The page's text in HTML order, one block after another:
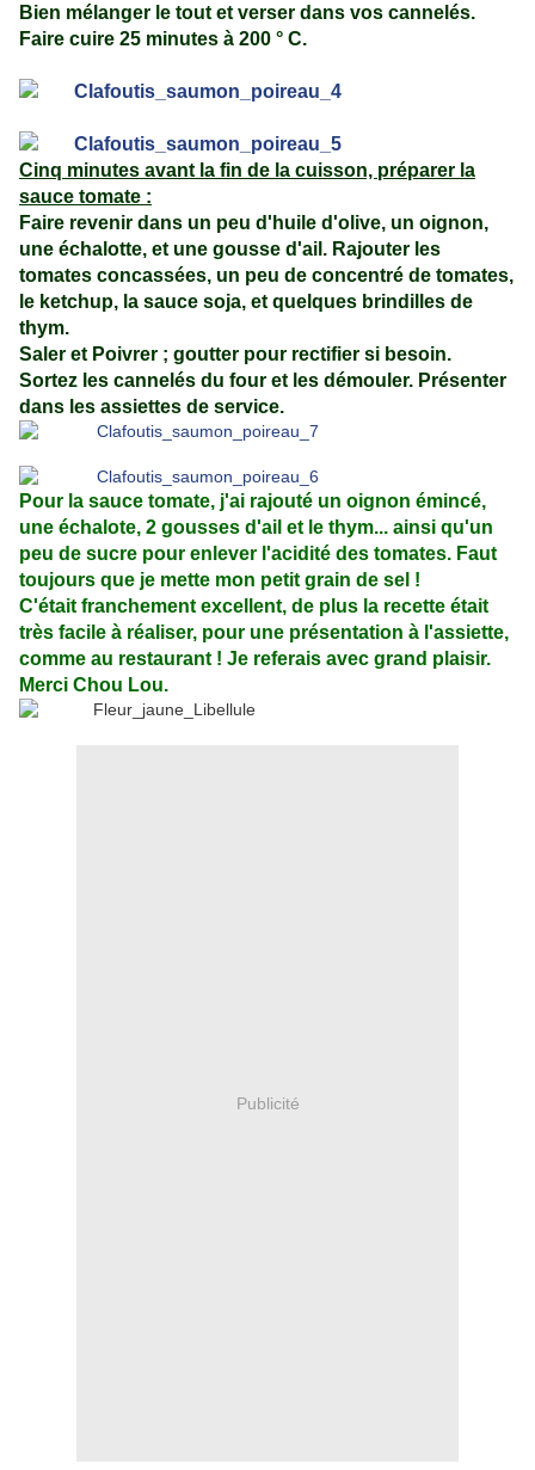
Bien mélanger le tout et verser dans vos cannelés.
Faire cuire 25 minutes à 200 ° C.
Cinq minutes avant la fin de la cuisson, préparer la
sauce tomate :
Faire revenir dans un peu d'huile d'olive, un oignon,
une échalotte, et une gousse d'ail. Rajouter les
tomates concassées, un peu de concentré de tomates,
le ketchup, la sauce soja, et quelques brindilles de
thym.
Saler et Poivrer ; goutter pour rectifier si besoin.
Sortez les cannelés du four et les démouler. Présenter
dans les assiettes de service.
Pour la sauce tomate, j'ai rajouté un oignon émincé,
une échalote, 2 gousses d'ail et le thym... ainsi qu'un
peu de sucre pour enlever l'acidité des tomates. Faut
toujours que je mette mon petit grain de sel !
C'était franchement excellent, de plus la recette était
très facile à réaliser, pour une présentation à l'assiette,
comme au restaurant ! Je referais avec grand plaisir.
Merci Chou Lou.
Publicité